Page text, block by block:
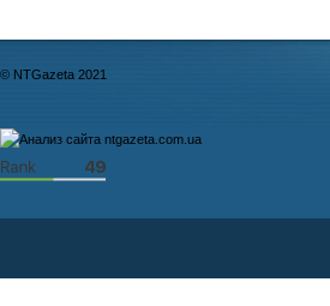
© NTGazeta 2021